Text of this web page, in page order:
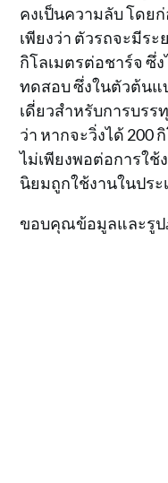
คงเป็นความลับ โดย
เพียงว่า ตัวรถจะมีระ
กิโลเมตรต่อชาร์จ ซึ่
ทดสอบ ซึ่งในตัวต้นแ
เดี่ยวสำหรับการบรร
ว่า หากจะวิ่งได้ 200
ไม่เพียงพอต่อการใ
นิยมถูกใช้งานในปร
ขอบคุณข้อมูลและรู